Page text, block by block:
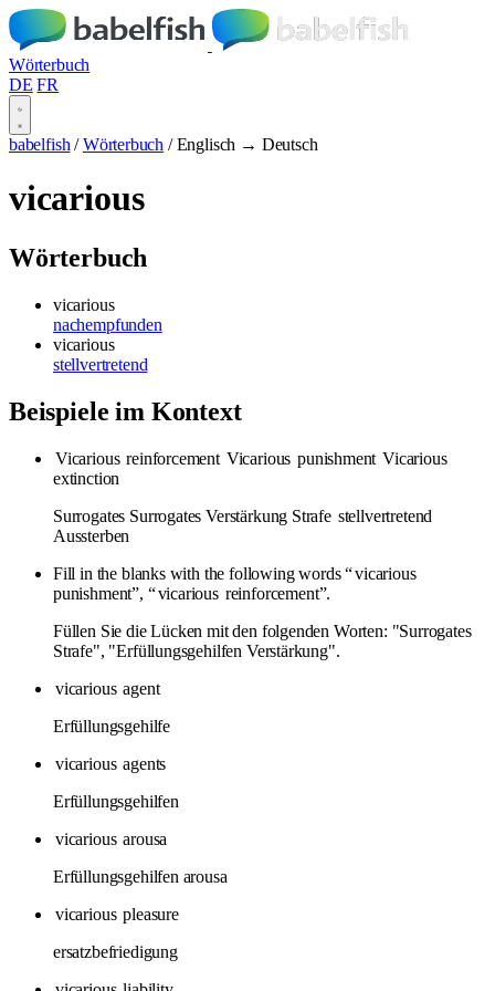
Wörterbuch
DE FR
babelfish / Wörterbuch / Englisch → Deutsch
vicarious
Wörterbuch
vicarious
nachempfunden
vicarious
stellvertretend
Beispiele im Kontext
Vicarious reinforcement Vicarious punishment Vicarious
extinction
Surrogates Surrogates Verstärkung Strafe stellvertretend
Aussterben
Fill in the blanks with the following words “vicarious
punishment”, “vicarious reinforcement”.
Füllen Sie die Lücken mit den folgenden Worten: "Surrogates
Strafe", "Erfüllungsgehilfen Verstärkung".
vicarious agent
Erfüllungsgehilfe
vicarious agents
Erfüllungsgehilfen
vicarious arousa
Erfüllungsgehilfen arousa
vicarious pleasure
ersatzbefriedigung